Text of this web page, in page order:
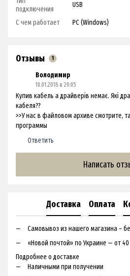
подключения
USB
С чем работает PC (Windows)
Отзывы 1
Володимир
10.01.2018 в 20:05
Купив кабель а драйверів немає. Які
кабеля??
>>У нас в файловом архиве смотрите,
программы
Ответить
Написать
Доставка Оплата
Самовывоз из нашего магазина –
«Новой почтой» по Украине — от 40
Подробнее о доставке
Наличными при получении